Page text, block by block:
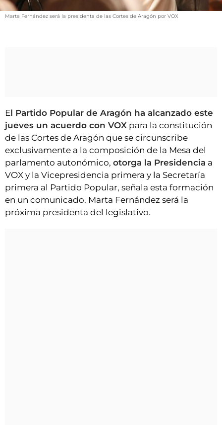
AGENDA
CLUB DEL AMIGO MILITANTE
INICIAR SESIÓN
Marta Fernández será la presidenta de las Cortes de Aragón por VOX
El Partido Popular de Aragón ha alcanzado este
jueves un acuerdo con VOX para la constitución
de las Cortes de Aragón que se circunscribe
exclusivamente a la composición de la Mesa del
parlamento autonómico, otorga la Presidencia a
VOX y la Vicepresidencia primera y la Secretaría
primera al Partido Popular, señala esta formación
en un comunicado. Marta Fernández será la
próxima presidenta del legislativo.